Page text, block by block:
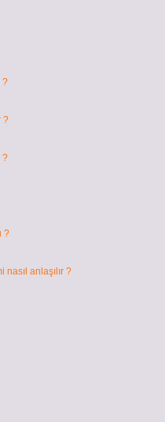
?
?
?
?
anlaşılır ?